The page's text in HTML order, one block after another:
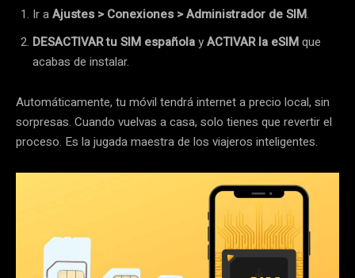
Ir aAjustes > Conexiones > Administrador de SIM.
DESACTIVAR tu SIM españolayACTIVAR la eSIMque
acabas de instalar.
Automáticamente, tu móvil tendrá internet a precio local, sin
sorpresas. Cuando vuelvas a casa, solo tienes que revertir el
proceso. Es la jugada maestra de los viajeros inteligentes.